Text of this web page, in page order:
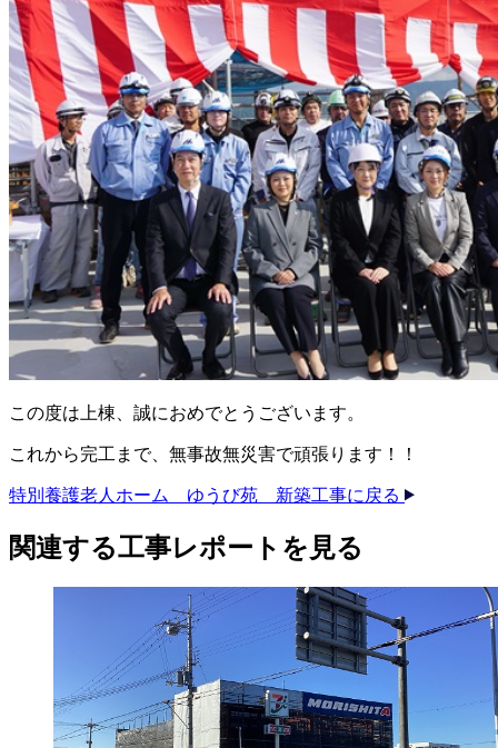
この度は上棟、誠におめでとうございます。
これから完工まで、無事故無災害で頑張ります！！
特別養護老人ホーム ゆうび苑 新築工事に戻る
関連する​工事レポートを​見る​